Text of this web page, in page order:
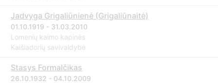
Jadvyga Grigaliūnienė (Grigaliūnaitė)
01.10.1919 - 31.03.2010
Lomenių kaimo kapinės
Kaišiadorių savivaldybė
Stasys Formalčikas
26.10.1932 - 04.10.2009